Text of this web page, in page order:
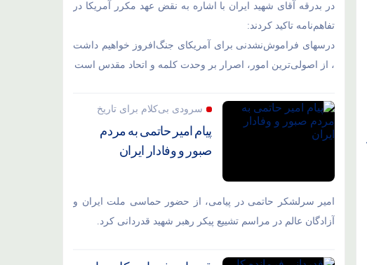
در بدرقه آقای شهید ایران با اشاره به نقض عهد مکرر آمریکا در
تفاهم‌نامه تاکید کردند:
درسهای فراموش‌نشدنی برای آمریکای جنگ‌افروز خواهیم داشت
، از اصولی‌ترین امور، اصرار بر وحدت کلمه و اتحاد مقدس است
سرودی بی‌کلام برای تاریخ
پیام امیر حاتمی به مردم
صبور و وفادار ایران
امیر سرلشکر حاتمی در پیامی، از حضور حماسی ملت ایران و
آزادگان عالم در مراسم تشییع پیکر رهبر شهید قدردانی کرد.